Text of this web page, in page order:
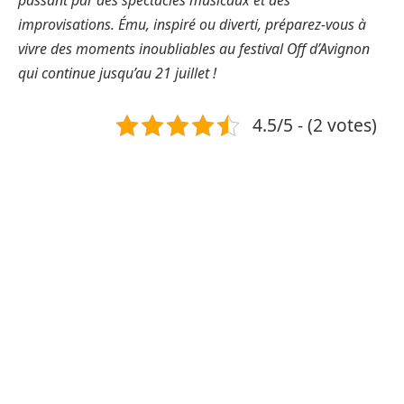
improvisations. Ému, inspiré ou diverti, préparez-vous à
vivre des moments inoubliables au festival Off d’Avignon
qui continue jusqu’au 21 juillet !
4.5/5 - (2 votes)